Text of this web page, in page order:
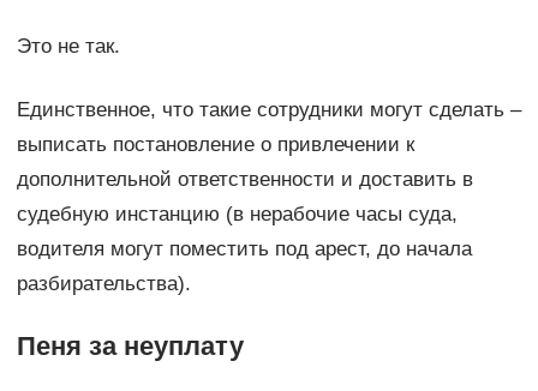
Это не так.
Единственное, что такие сотрудники могут сделать –
выписать постановление о привлечении к
дополнительной ответственности и доставить в
судебную инстанцию (в нерабочие часы суда,
водителя могут поместить под арест, до начала
разбирательства).
Пеня за неуплату